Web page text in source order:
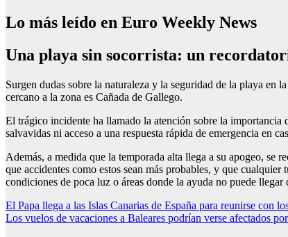
Lo más leído en Euro Weekly News
Una playa sin socorrista: un
Surgen dudas sobre la naturaleza y la seguridad de la playa en
cercano a la zona es Cañada de Gallego.
El trágico incidente ha llamado la atención sobre la importancia
salvavidas ni acceso a una respuesta rápida de emergencia en
Además, a medida que la temporada alta llega a su apogeo, se
que accidentes como estos sean más probables, y que
condiciones de poca luz o áreas donde la ayuda no puede llegar
Post
navigation
El Papa llega a las Islas Canarias de España para reunirse con
Los vuelos de vacaciones a Baleares podrían verse afectados